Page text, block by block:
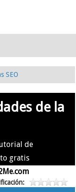
SEO
de la
de
gratis